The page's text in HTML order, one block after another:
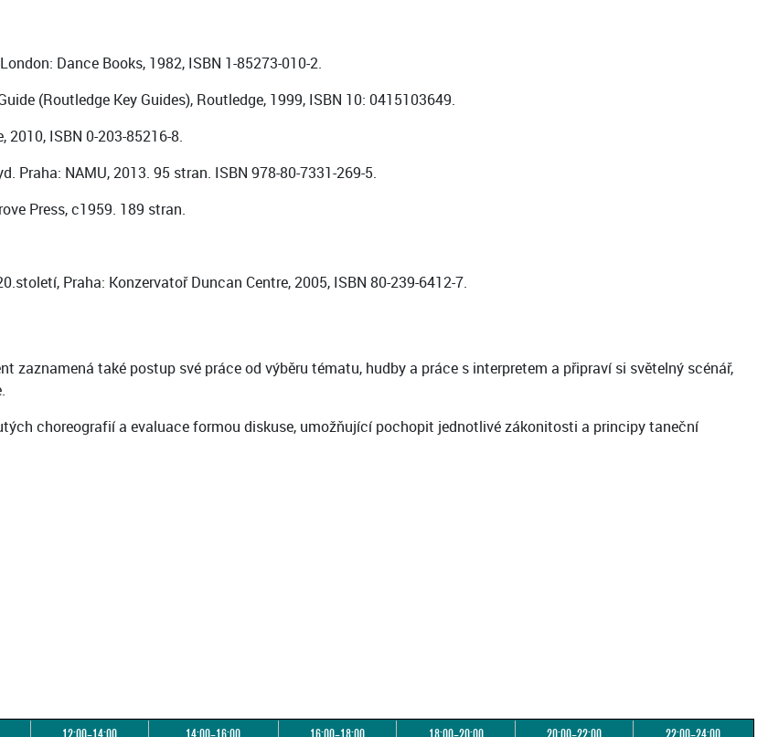
Dance Books, 1982, ISBN 1-85273-010-2.
(Routledge Key Guides), Routledge, 1999, ISBN 10: 0415103649.
2010, ISBN 0-203-85216-8.
Praha: NAMU, 2013. 95 stran. ISBN 978-80-7331-269-5.
Press, c1959. 189 stran.
Praha: Konzervatoř Duncan Centre, 2005, ISBN 80-239-6412-7.
zaznamená také postup své práce od výběru tématu, hudby a práce s interpretem a připraví si světelný scénář,
choreografií a evaluace formou diskuse, umožňující pochopit jednotlivé zákonitosti a principy taneční